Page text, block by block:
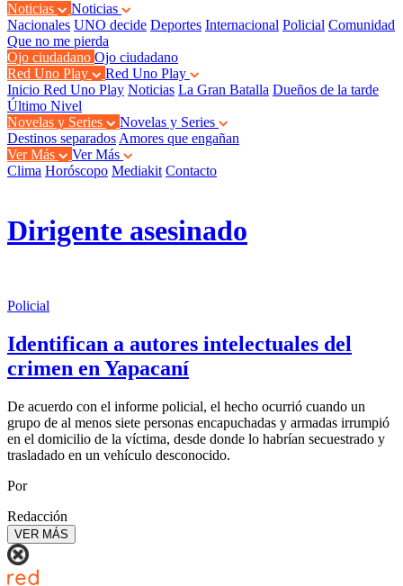
Noticias
Noticias
Nacionales UNO decide Deportes Internacional Policial Comunidad
Que no me pierda
Ojo ciudadano Ojo ciudadano
Red Uno Play
Red Uno Play
Inicio Red Uno Play Noticias La Gran Batalla Dueños de la tarde
Último Nivel
Novelas y Series
Novelas y Series
Destinos separados Amores que engañan
Ver Más
Ver Más
Clima Horóscopo Mediakit Contacto
Dirigente asesinado
Policial
Identifican a autores intelectuales del
crimen en Yapacaní
De acuerdo con el informe policial, el hecho ocurrió cuando un
grupo de al menos siete personas encapuchadas y armadas irrumpió
en el domicilio de la víctima, desde donde lo habrían secuestrado y
trasladado en un vehículo desconocido.
Por
Redacción
VER MÁS